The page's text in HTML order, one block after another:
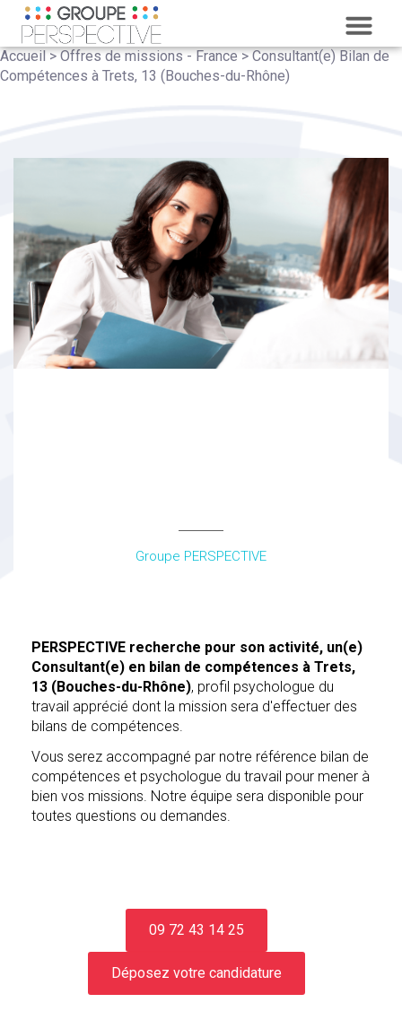
Accueil>Offres de missions - France>Consultant(e) Bilan de
Compétences à Trets, 13 (Bouches-du-Rhône)
Groupe PERSPECTIVE
PERSPECTIVE recherche pour son activité, un(e)
Consultant(e) en bilan de compétences à Trets,
13 (Bouches-du-Rhône), profil psychologue du
travail apprécié dont la mission sera d'effectuer des
bilans de compétences.
Vous serez accompagné par notre référence bilan de
compétences et psychologue du travail pour mener à
bien vos missions. Notre équipe sera disponible pour
toutes questions ou demandes.
09 72 43 14 25
Déposez votre candidature